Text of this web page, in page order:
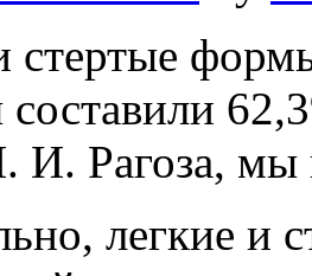
стертые
И. Рагоза,
легкие и